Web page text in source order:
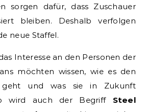
sorgen dafür, dass Zuschauer
bleiben. Deshalb verfolgen
neue Staffel.
Interesse an den Personen der
möchten wissen, wie es den
geht und was sie in Zukunft
wird auch der Begriff Steel